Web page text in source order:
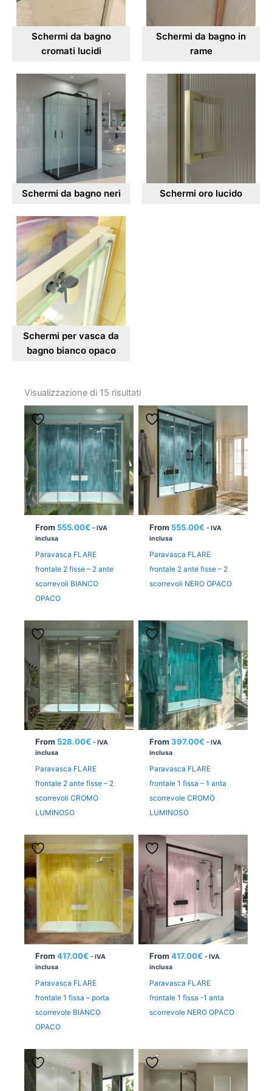
€1566
Schermi da bagno
cromati lucidi
Schermi da bagno in
rame
Schermi da bagno neri Schermi oro lucido
Schermi per vasca da
bagno bianco opaco
Visualizzazione di 15 risultatiin
al
più
recente
From 555.00€ - IVA
inclusa
Paravasca FLARE
frontale 2 fisse – 2 ante
scorrevoli BIANCO
OPACO
From 555.00€ - IVA
inclusa
Paravasca FLARE
frontale 2 ante fisse – 2
scorrevoli NERO OPACO
From 528.00€ - IVA
inclusa
Paravasca FLARE
frontale 2 ante fisse – 2
scorrevoli CROMO
LUMINOSO
From 397.00€ - IVA
inclusa
Paravasca FLARE
frontale 1 fissa – 1 anta
scorrevole CROMO
LUMINOSO
From 417.00€ - IVA
inclusa
Paravasca FLARE
frontale 1 fissa – porta
scorrevole BIANCO
OPACO
From 417.00€ - IVA
inclusa
Paravasca FLARE
frontale 1 fissa -1 anta
scorrevole NERO OPACO